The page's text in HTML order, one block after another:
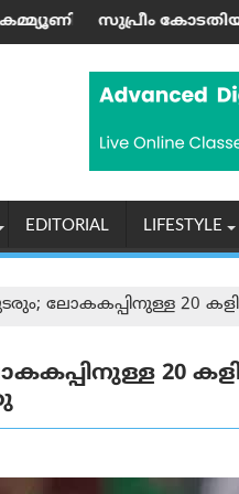
50ലേറെ
10,000-
EDITORIAL LIFESTYLE
ലോകകപ്പിനുള്ള 20
20